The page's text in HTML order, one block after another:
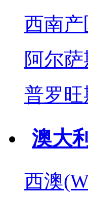
西南产
阿尔萨
普罗
澳大
西澳